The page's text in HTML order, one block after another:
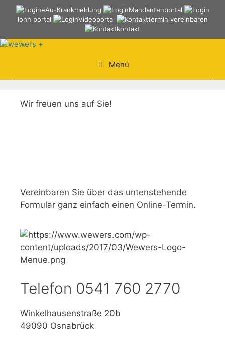
Springe
eAu-Krankmeldung
Mandantenportal
lohn portal
Videoportal
termin vereinbaren
kontakt
Menü
Wir freuen uns auf Sie!
Vereinbaren Sie über das untenstehende
Formular ganz einfach einen Online-Termin.
Telefon 0541 760 2770
Winkelhausenstraße 20b
49090 Osnabrück